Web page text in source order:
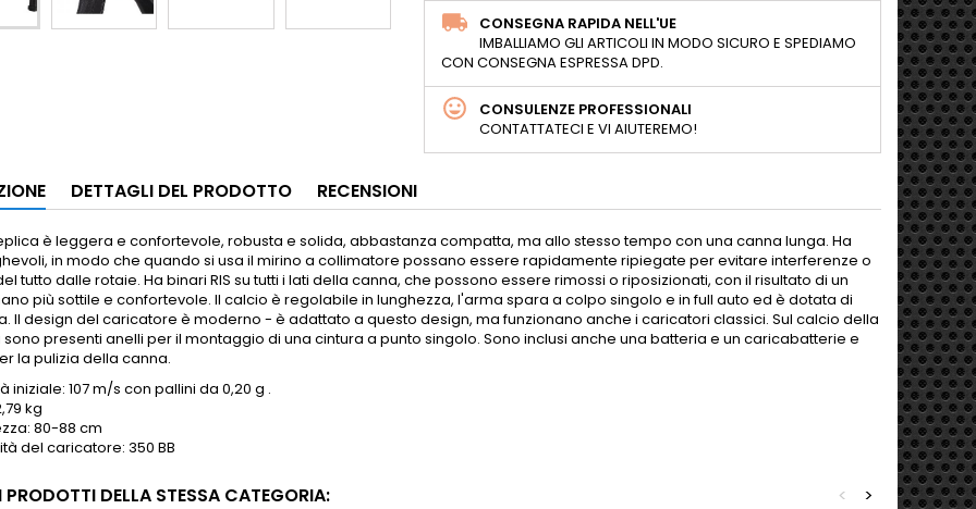
CONSEGNA RAPIDA NELL'UE
IMBALLIAMO GLI ARTICOLI IN MODO SICURO E SPEDIAMO
CON CONSEGNA ESPRESSA DPD.
CONSULENZE PROFESSIONALI
CONTATTATECI E VI AIUTEREMO!
DETTAGLI DEL PRODOTTO RECENSIONI
è leggera e confortevole, robusta e solida, abbastanza compatta, ma allo stesso tempo con una canna lunga. Ha
in modo che quando si usa il mirino a collimatore possano essere rapidamente ripiegate per evitare interferenze o
tutto dalle rotaie. Ha binari RIS su tutti i lati della canna, che possono essere rimossi o riposizionati, con il risultato di un
più sottile e confortevole. Il calcio è regolabile in lunghezza, l'arma spara a colpo singolo e in full auto ed è dotata di
Il design del caricatore è moderno - è adattato a questo design, ma funzionano anche i caricatori classici. Sul calcio della
presenti anelli per il montaggio di una cintura a punto singolo. Sono inclusi anche una batteria e un caricabatterie e
la pulizia della canna.
iniziale: 107 m/s con pallini da 0,20 g .
kg
80-88 cm
del caricatore: 350 BB
PRODOTTI DELLA STESSA CATEGORIA: >
<